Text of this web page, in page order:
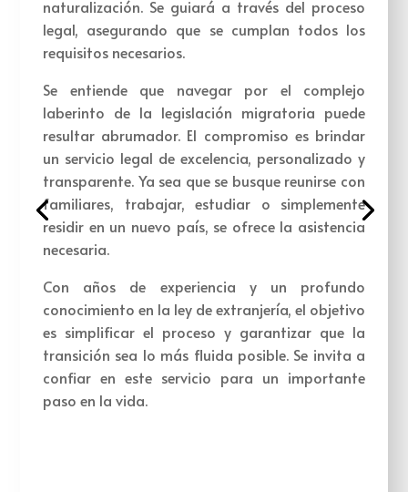
naturalización. Se guiará a través del proceso
legal, asegurando que se cumplan todos los
requisitos necesarios.
Se entiende que navegar por el complejo
laberinto de la legislación migratoria puede
resultar abrumador. El compromiso es brindar
un servicio legal de excelencia, personalizado y
transparente. Ya sea que se busque reunirse con
familiares, trabajar, estudiar o simplemente
residir en un nuevo país, se ofrece la asistencia
necesaria.
Con años de experiencia y un profundo
conocimiento en la ley de extranjería, el objetivo
es simplificar el proceso y garantizar que la
transición sea lo más fluida posible. Se invita a
confiar en este servicio para un importante
paso en la vida.